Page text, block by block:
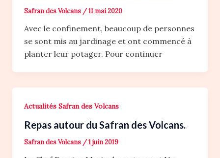
Safran des Volcans /11 mai 2020
Avec le confinement, beaucoup de personnes
se sont mis au jardinage et ont commencé à
planter leur potager. Pour continuer
Actualités Safran des Volcans
Repas autour du Safran des Volcans.
Safran des Volcans /1 juin 2019